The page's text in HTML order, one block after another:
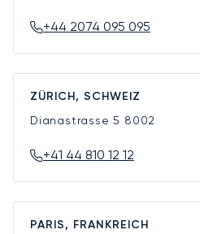
+44 2074 095 095
ZÜRICH, SCHWEIZ
Dianastrasse 5 8002
+41 44 810 12 12
PARIS, FRANKREICH